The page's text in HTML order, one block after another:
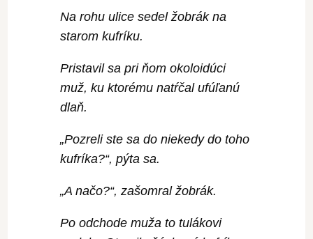
Na rohu ulice sedel žobrák na
starom kufríku.
Pristavil sa pri ňom okoloidúci
muž, ku ktorému natŕčal ufúľanú
dlaň.
„Pozreli ste sa do niekedy do toho
kufríka?“, pýta sa.
„A načo?“, zašomral žobrák.
Po odchode muža to tulákovi